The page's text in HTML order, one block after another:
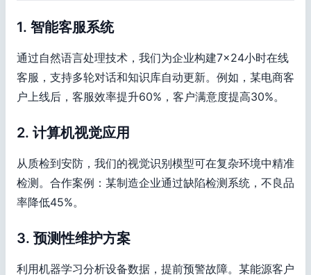
1. 智能客服系统
通过自然语言处理技术，我们为企业构建7×24小时在线
客服，支持多轮对话和知识库自动更新。例如，某电商客
户上线后，客服效率提升60%，客户满意度提高30%。
2. 计算机视觉应用
从质检到安防，我们的视觉识别模型可在复杂环境中精准
检测。合作案例：某制造企业通过缺陷检测系统，不良品
率降低45%。
3. 预测性维护方案
利用机器学习分析设备数据，提前预警故障。某能源客户